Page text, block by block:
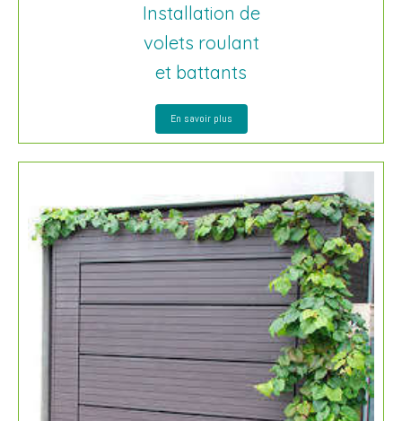
Installation de
volets roulant
et battants
En savoir plus